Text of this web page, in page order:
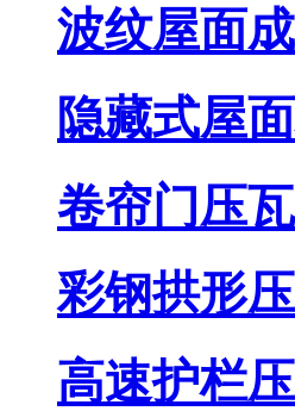
波纹屋面
隐藏式屋
卷帘门压
彩钢拱形
高速护栏